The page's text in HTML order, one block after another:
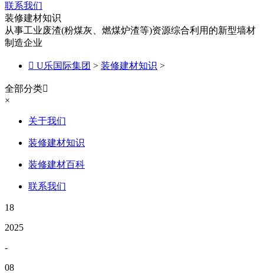
联系我们
装修建材知识
从事工业废渣(粉煤灰、燃煤炉渣等)资源综合利用的新型墙材
制造企业
 U乐国际集团 > 装修建材知识 >
全部分类
×
关于我们
装修建材知识
装修建材百科
联系我们
18
2025
-
08